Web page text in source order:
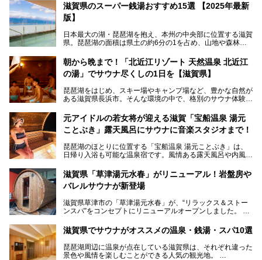
滋賀県のスーパー銭湯おすすめ15選 【2025年最新
版】
日本最大の湖・琵琶湖を抱え、本州の中央部に位置する滋賀
県。琵琶湖の面積は県土の約6分の1を占め、山地や森林部
して栄え、県内には世界遺産の比叡山延暦寺、天守が国宝に
指定されている彦根城、国の特別史跡の安土城跡など、多数
の史跡があります。
琵琶湖の雄大な景色を眺めながら入れる施設もありますよ。
朝から晩まで！「北近江リゾート 天然温泉 北近江
の湯」でサウナ尽くしの1日を【滋賀県】
琵琶湖をはじめ、スキー場やキャンプ場など、豊かな自然が
ある滋賀県長浜市。そんな環境の中で、格別のサウナ体験を
今回は、「北近江リゾート 天然温泉 北近江の湯」で朝から
晩まで楽しめる過ごし方をご紹介！ サウナ設備やサウナド
違いなしですよ。
───
この記事は北近江リゾート 天然温泉 北近江の湯のPR記事で
す。
元アイドルの若女将が迎える滋賀「宝船温泉 湯元
ことぶき」露天風呂にサウナに音楽スタジオまで！
琵琶湖のほとりに位置する「宝船温泉 湯元ことぶき」は、
日帰り入浴も可能な温泉宿です。風情ある露天風呂や内風
ープン。湖からそよぐ爽やかな風を感じながらサウナと温泉
が楽しめます。
を打てるのも醍醐味の一つ。そして、若女将はなんと「元ア
イドル」の現役アーティスト。音楽スタジオまで備えたユニ
滋賀県「草津湯元水春」がリニューアル！岩盤房や
バレルサウナが新登場
滋賀県草津市の「草津湯元水春」が、“リラックス＆ストー
ンスパ”をコンセプトにリニューアルオープンしました。
たほか、岩盤房やバレルサウナも新設されました。さらに地
産地消をテーマにしたレストランメニューもパワーアップ。
今回新しくなった「草津湯元水春」の魅力を余すところなく
紹介します。
滋賀県でサウナがオススメの温泉・銭湯・スパ10選
琵琶湖周辺に温泉が点在している滋賀県は、それぞれ違った
景色や風情を楽しむことができる人気の観光地。